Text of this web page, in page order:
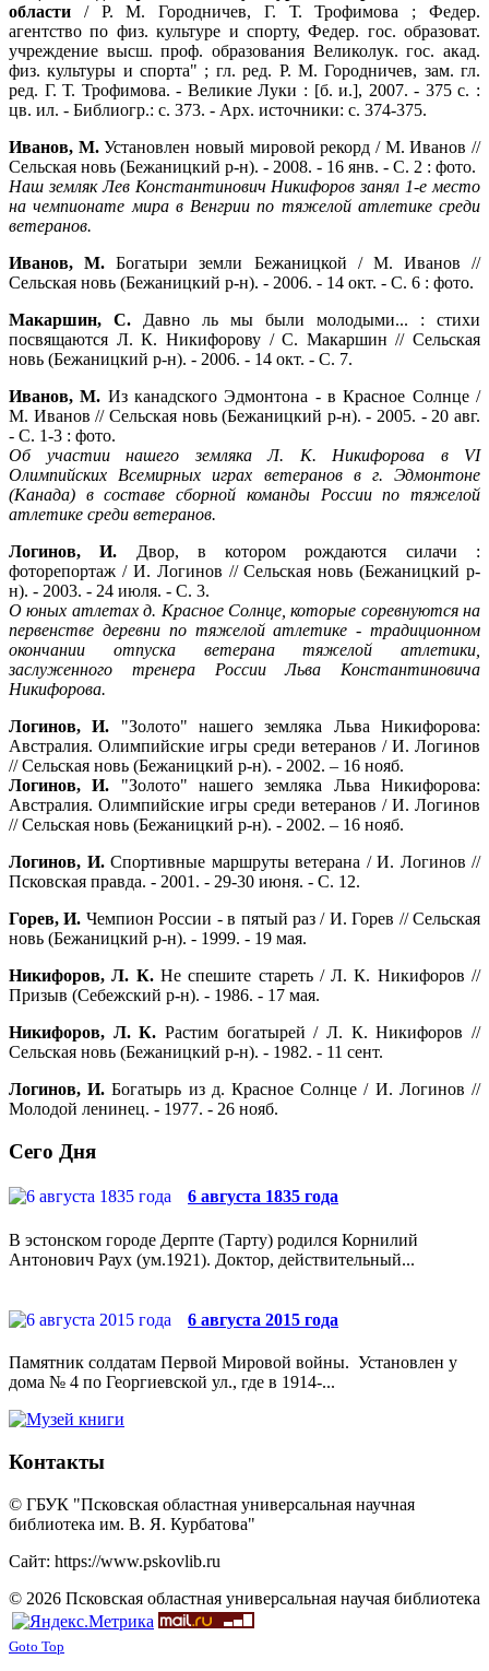
области / Р. М. Городничев, Г. Т. Трофимова ; Федер.
агентство по физ. культуре и спорту, Федер. гос. образоват.
учреждение высш. проф. образования Великолук. гос. акад.
физ. культуры и спорта" ; гл. ред. Р. М. Городничев, зам. гл.
ред. Г. Т. Трофимова. - Великие Луки : [б. и.], 2007. - 375 с. :
цв. ил. - Библиогр.: с. 373. - Арх. источники: с. 374-375.
Иванов, М.Установлен новый мировой рекорд / М. Иванов //
Сельская новь (Бежаницкий р-н). - 2008. - 16 янв. - С. 2 : фото.
Наш земляк Лев Константинович Никифоров занял 1-е место
на чемпионате мира в Венгрии по тяжелой атлетике среди
ветеранов.
Иванов, М. Богатыри земли Бежаницкой / М. Иванов //
Сельская новь (Бежаницкий р-н). - 2006. - 14 окт. - С. 6 : фото.
Макаршин, С. Давно ль мы были молодыми... : стихи
посвящаются Л. К. Никифорову / С. Макаршин // Сельская
новь (Бежаницкий р-н). - 2006. - 14 окт. - С. 7.
Иванов, М. Из канадского Эдмонтона - в Красное Солнце /
М. Иванов // Сельская новь (Бежаницкий р-н). - 2005. - 20 авг.
- С. 1-3 : фото.
Об участии нашего земляка Л. К. Никифорова в VI
Олимпийских Всемирных играх ветеранов в г. Эдмонтоне
(Канада) в составе сборной команды России по тяжелой
атлетике среди ветеранов.
Логинов, И. Двор, в котором рождаются силачи :
фоторепортаж / И. Логинов // Сельская новь (Бежаницкий р-
н). - 2003. - 24 июля. - С. 3.
О юных атлетах д. Красное Солнце, которые соревнуются на
первенстве деревни по тяжелой атлетике - традиционном
окончании отпуска ветерана тяжелой атлетики,
заслуженного тренера России Льва Константиновича
Никифорова.
Логинов, И. "Золото" нашего земляка Льва Никифорова:
Австралия. Олимпийские игры среди ветеранов / И. Логинов
// Сельская новь (Бежаницкий р-н). - 2002. – 16 нояб.
Логинов, И. "Золото" нашего земляка Льва Никифорова:
Австралия. Олимпийские игры среди ветеранов / И. Логинов
// Сельская новь (Бежаницкий р-н). - 2002. – 16 нояб.
Логинов, И.Спортивные маршруты ветерана / И. Логинов //
Псковская правда. - 2001. - 29-30 июня. - С. 12.
Горев, И. Чемпион России - в пятый раз / И. Горев // Сельская
новь (Бежаницкий р-н). - 1999. - 19 мая.
Никифоров, Л. К.Не спешите стареть / Л. К. Никифоров //
Призыв (Себежский р-н). - 1986. - 17 мая.
Никифоров, Л. К. Растим богатырей / Л. К. Никифоров //
Сельская новь (Бежаницкий р-н). - 1982. - 11 сент.
Логинов, И. Богатырь из д. Красное Солнце / И. Логинов //
Молодой ленинец. - 1977. - 26 нояб.
Сего Дня
6 августа 1835 года
В эстонском городе Дерпте (Тарту) родился Корнилий
Антонович Раух (ум.1921). Доктор, действительный...
6 августа 2015 года
Памятник солдатам Первой Мировой войны. Установлен у
дома № 4 по Георгиевской ул., где в 1914-...
Контакты
© ГБУК "Псковская областная универсальная научная
библиотека им. В. Я. Курбатова"
Сайт: https://www.pskovlib.ru
© 2026 Псковская областная универсальная научая библиотека
Goto Top